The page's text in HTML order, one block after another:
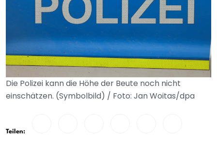
Die Polizei kann die Höhe der Beute noch nicht
einschätzen. (Symbolbild) / Foto: Jan Woitas/dpa
Teilen: